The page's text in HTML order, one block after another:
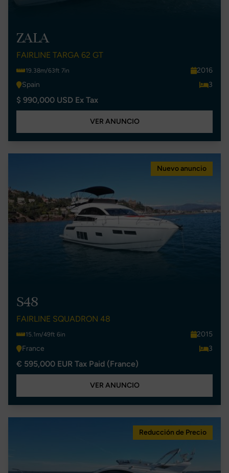
ZALA
FAIRLINE TARGA 62 GT
19.38m/63ft 7in
2016
Spain
3
$ 990,000 USD Ex Tax
VER ANUNCIO
Nuevo anuncio
S48
FAIRLINE SQUADRON 48
15.1m/49ft 6in
2015
France
3
€ 595,000 EUR Tax Paid (France)
VER ANUNCIO
Reducción de Precio